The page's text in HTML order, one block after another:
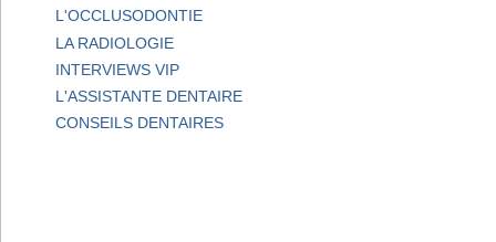
L'OCCLUSODONTIE
LA RADIOLOGIE
INTERVIEWS VIP
L'ASSISTANTE DENTAIRE
CONSEILS DENTAIRES